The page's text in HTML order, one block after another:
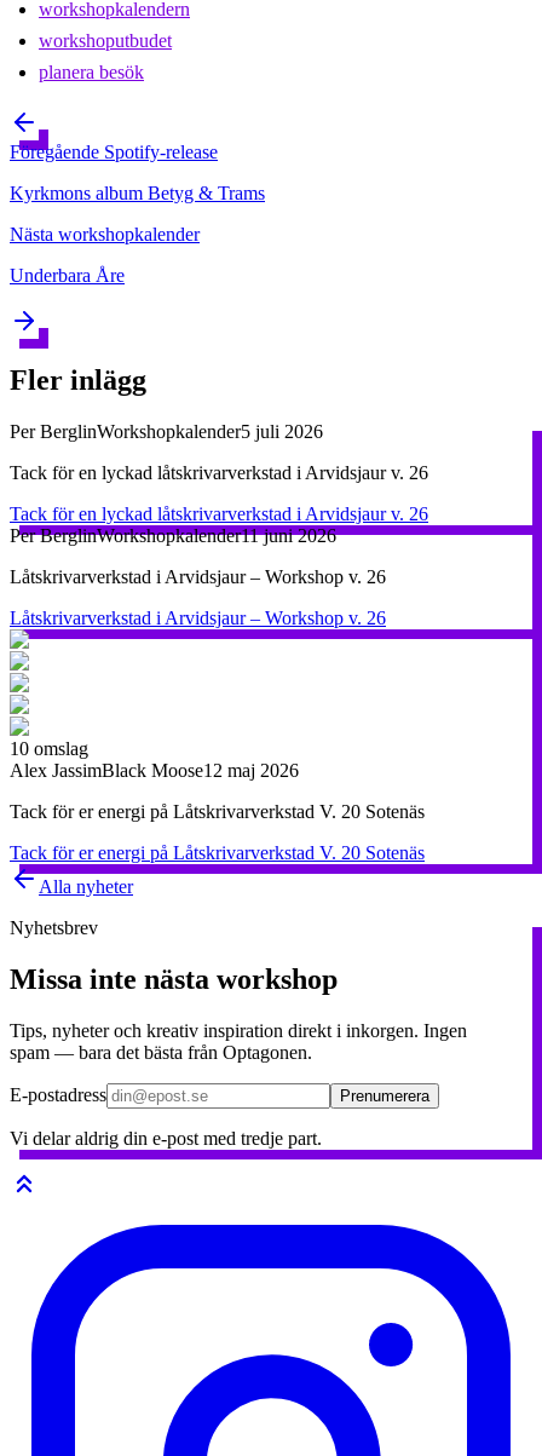
workshopkalendern
workshoputbudet
planera besök
Föregående Spotify-release
Kyrkmons album Betyg & Trams
Nästa workshopkalender
Underbara Åre
Fler inlägg
Per BerglinWorkshopkalender5 juli 2026
Tack för en lyckad låtskrivarverkstad i Arvidsjaur v. 26
Tack för en lyckad låtskrivarverkstad i Arvidsjaur v. 26
Per BerglinWorkshopkalender11 juni 2026
Låtskrivarverkstad i Arvidsjaur – Workshop v. 26
Låtskrivarverkstad i Arvidsjaur – Workshop v. 26
10 omslag
Alex JassimBlack Moose12 maj 2026
Tack för er energi på Låtskrivarverkstad V. 20 Sotenäs
Tack för er energi på Låtskrivarverkstad V. 20 Sotenäs
Alla nyheter
Nyhetsbrev
Missa inte nästa workshop
Tips, nyheter och kreativ inspiration direkt i inkorgen. Ingen
spam — bara det bästa från Optagonen.
E-postadress Prenumerera
Vi delar aldrig din e-post med tredje part.